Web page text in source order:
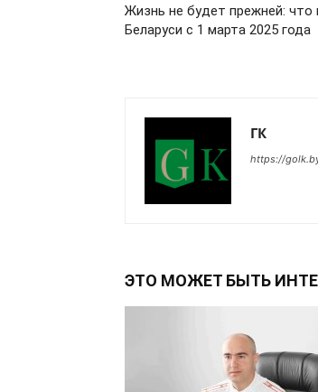
Жизнь не будет прежней: что
Беларуси с 1 марта 2025 года
ГК
https://
ЭТО МОЖЕТ БЫТЬ